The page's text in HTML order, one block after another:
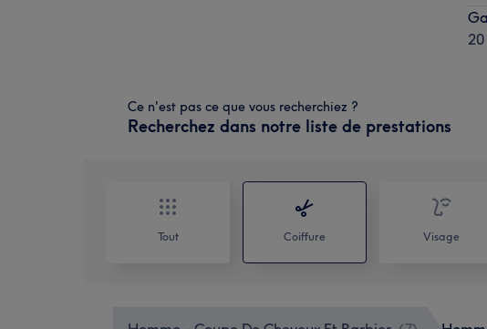
Ce n'est pas ce que vous recherchiez ?
Recherchez dans notre liste de prestations
Tout Coiffure Visage